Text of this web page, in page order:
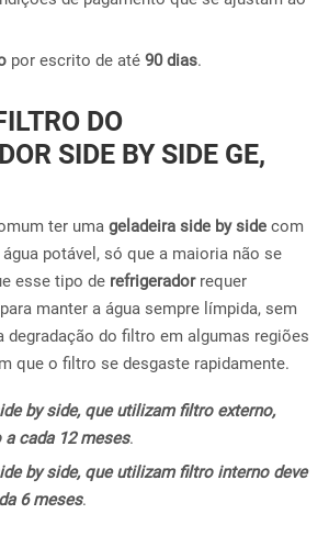
por escrito de até 90 dias.
DO
SIDE BY SIDE GE,
ter uma geladeira side by side com
potável, só que a maioria não se
esse tipo de refrigeradorrequer
manter a água sempre límpida, sem
degradação do filtro em algumas regiões
que o filtro se desgaste rapidamente.
by side, que utilizam filtro externo,
cada 12 meses.
by side, que utilizam filtro interno deve
6 meses.